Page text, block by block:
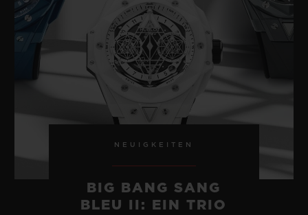
NEUIGKEITEN
BIG BANG SANG
BLEU II: EIN TRIO